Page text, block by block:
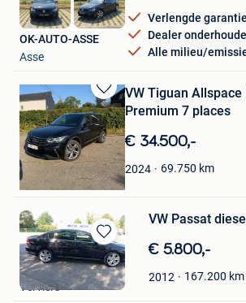
Verlengde garantie
Dealer
Alle milieu/
OK-AUTO-ASSE
Asse
Bewaren
in
Mijn
Favorieten
VW Tiguan Allspace
Premium 7 places
€ 34.500,-
2024 69.750 km
Haquenne
Boninne - Gelbressee
Bewaren
in
Mijn
Favorieten
VW Passat
€ 5.800,-
2012 167.200 km
Lafourte
Verviers